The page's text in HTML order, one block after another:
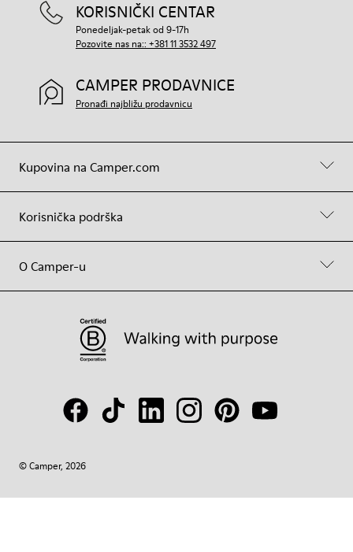
Kupovina na Camper.com
Korisnička podrška
O Camper-u
KORISNIČKI CENTAR
Ponedeljak-petak od 9-17h
Pozovite nas na:: +381 11 3532 497
CAMPER PRODAVNICE
Pronađi najbližu prodavnicu
© Camper, 2026